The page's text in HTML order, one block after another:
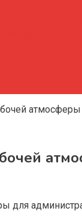
для